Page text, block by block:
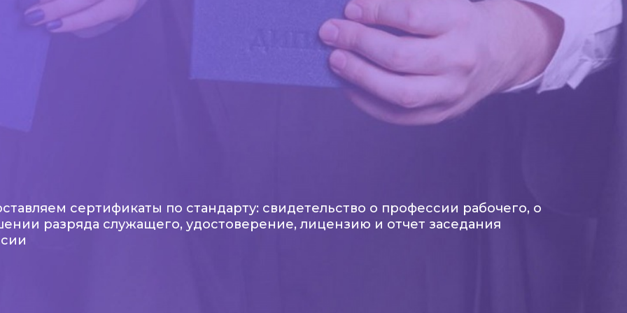
сертификаты по стандарту: свидетельство о профессии рабочего, о
разряда служащего, удостоверение, лицензию и отчет заседания